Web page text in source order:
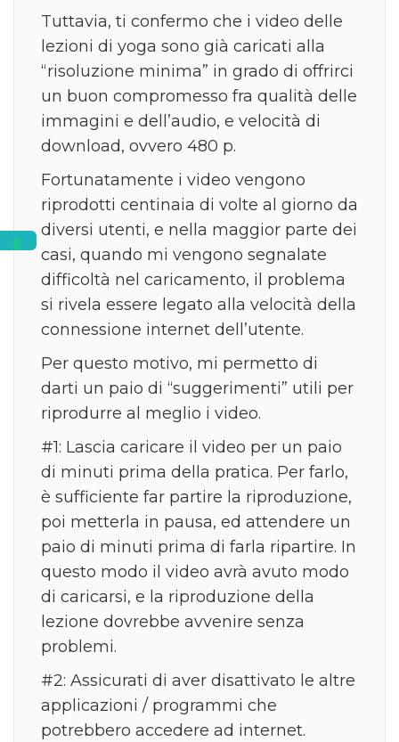
Tuttavia, ti confermo che i video delle
lezioni di yoga sono già caricati alla
“risoluzione minima” in grado di offrirci
un buon compromesso fra qualità delle
immagini e dell’audio, e velocità di
download, ovvero 480 p.
Fortunatamente i video vengono
riprodotti centinaia di volte al giorno da
diversi utenti, e nella maggior parte dei
casi, quando mi vengono segnalate
difficoltà nel caricamento, il problema
si rivela essere legato alla velocità della
connessione internet dell’utente.
Per questo motivo, mi permetto di
darti un paio di “suggerimenti” utili per
riprodurre al meglio i video.
#1: Lascia caricare il video per un paio
di minuti prima della pratica. Per farlo,
è sufficiente far partire la riproduzione,
poi metterla in pausa, ed attendere un
paio di minuti prima di farla ripartire. In
questo modo il video avrà avuto modo
di caricarsi, e la riproduzione della
lezione dovrebbe avvenire senza
problemi.
#2: Assicurati di aver disattivato le altre
applicazioni / programmi che
potrebbero accedere ad internet.